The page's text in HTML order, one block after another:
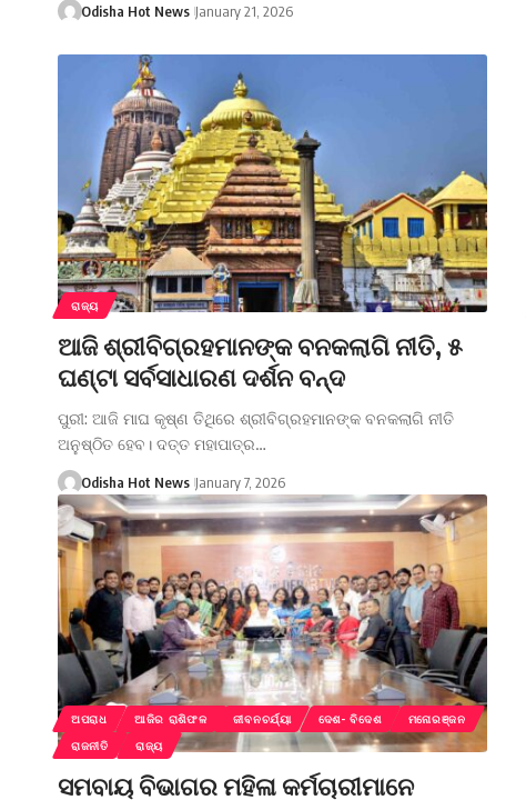
Odisha Hot News January 21, 2026
ରାଜ୍ୟ
ଆଜି ଶ୍ରୀବିଗ୍ରହମାନଙ୍କ ବନକଲାଗି ନୀତି, ୫
ଘଣ୍ଟା ସର୍ବସାଧାରଣ ଦର୍ଶନ ବନ୍ଦ
ପୁରୀ: ଆଜି ମାଘ କୃଷ୍ଣ ତିଥିରେ ଶ୍ରୀବିଗ୍ରହମାନଙ୍କ ବନକଲାଗି ନୀତି
ଅନୁଷ୍ଠିତ ହେବ। ଦତ୍ତ ମହାପାତ୍ର…
Odisha Hot News January 7, 2026
ଅପରାଧ ଆଜିର ରାଶିଫଳ ଜୀବନଚର୍ଯ୍ୟା ଦେଶ- ବିଦେଶ
ମନୋରଞ୍ଜନ
ରାଜନୀତି
ରାଜ୍ୟ
ସମବାୟ ବିଭାଗର ମହିଳା କର୍ମଚାରୀମାନେ